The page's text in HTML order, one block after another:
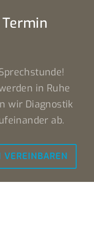
in Ruhe
wir Diagnostik
ab.